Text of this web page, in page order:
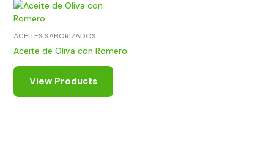
ACEITES SABORIZADOS
Aceite de Oliva con Romero
View Products